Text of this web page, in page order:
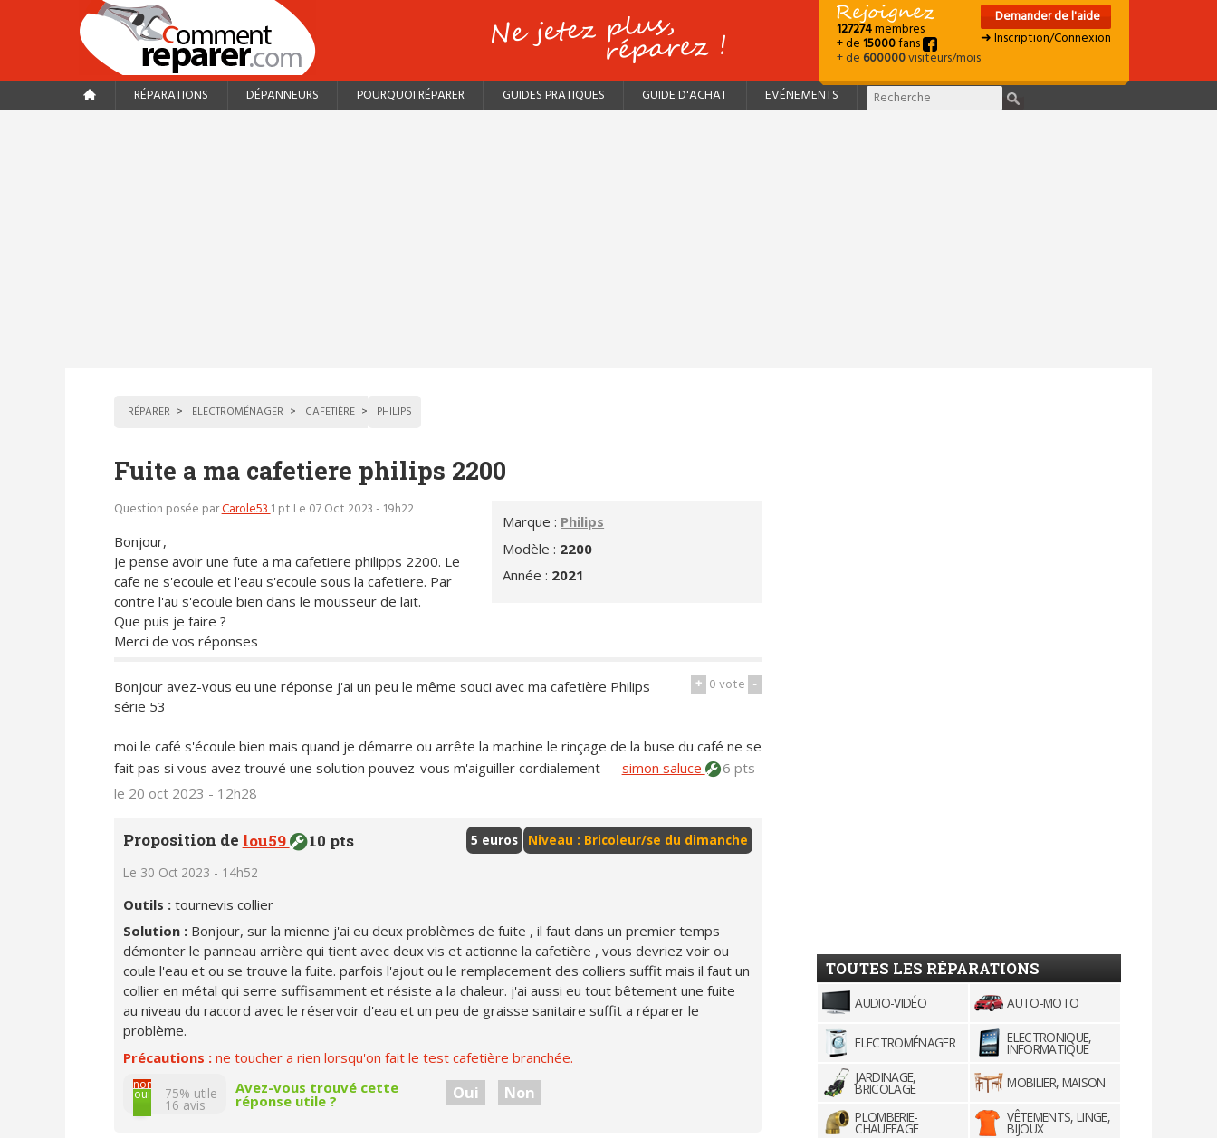
127274membres
+ de15000fans
+ de600000visiteurs/mois
Demander de l'aide
➜ Inscription/Connexion
RÉPARATIONS DÉPANNEURS POURQUOI RÉPARER GUIDES PRATIQUES GUIDE D'ACHAT EVÉNEMENTS
RÉPARER ELECTROMÉNAGER CAFETIÈRE PHILIPS
Fuite a ma cafetiere philips 2200
Marque : Philips
Modèle : 2200
Année : 2021
Question posée parCarole531 pt Le 07 Oct 2023 - 19h22
Bonjour,
Je pense avoir une fute a ma cafetiere philipps 2200. Le
cafe ne s'ecoule et l'eau s'ecoule sous la cafetiere. Par
contre l'au s'ecoule bien dans le mousseur de lait.
Que puis je faire ?
Merci de vos réponses
+ 0vote -
Bonjour avez-vous eu une réponse j'ai un peu le même souci avec ma cafetière Philips
série 53
moi le café s'écoule bien mais quand je démarre ou arrête la machine le rinçage de la buse du café ne se
fait pas si vous avez trouvé une solution pouvez-vous m'aiguiller cordialement — simon saluce
6 pts
le 20 oct 2023 - 12h28
Niveau : Bricoleur/se du dimanche
5 euros
Proposition de lou59 10 pts
Le 30 Oct 2023 - 14h52
Outils : tournevis collier
Solution : Bonjour, sur la mienne j'ai eu deux problèmes de fuite , il faut dans un premier temps
démonter le panneau arrière qui tient avec deux vis et actionne la cafetière , vous devriez voir ou
coule l'eau et ou se trouve la fuite. parfois l'ajout ou le remplacement des colliers suffit mais il faut un
collier en métal qui serre suffisamment et résiste a la chaleur. j'ai aussi eu tout bêtement une fuite
au niveau du raccord avec le réservoir d'eau et un peu de graisse sanitaire suffit a réparer le
problème.
Précautions : ne toucher a rien lorsqu'on fait le test cafetière branchée.
non
oui 75% utile
16 avis
Avez-vous trouvé cette
réponse utile ? Oui Non
TOUTES LES RÉPARATIONS
AUDIO-VIDÉO AUTO-MOTO
ELECTROMÉNAGER ELECTRONIQUE,
INFORMATIQUE
JARDINAGE,
BRICOLAGE
MOBILIER, MAISON
PLOMBERIE-
CHAUFFAGE
VÊTEMENTS, LINGE,
BIJOUX